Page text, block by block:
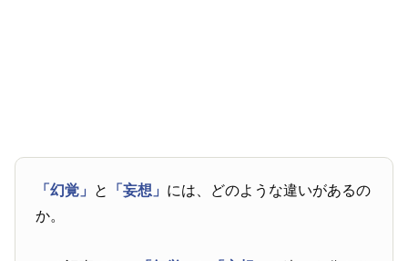
「幻覚」 と 「妄想」 には、どのような違いがあるの
か。